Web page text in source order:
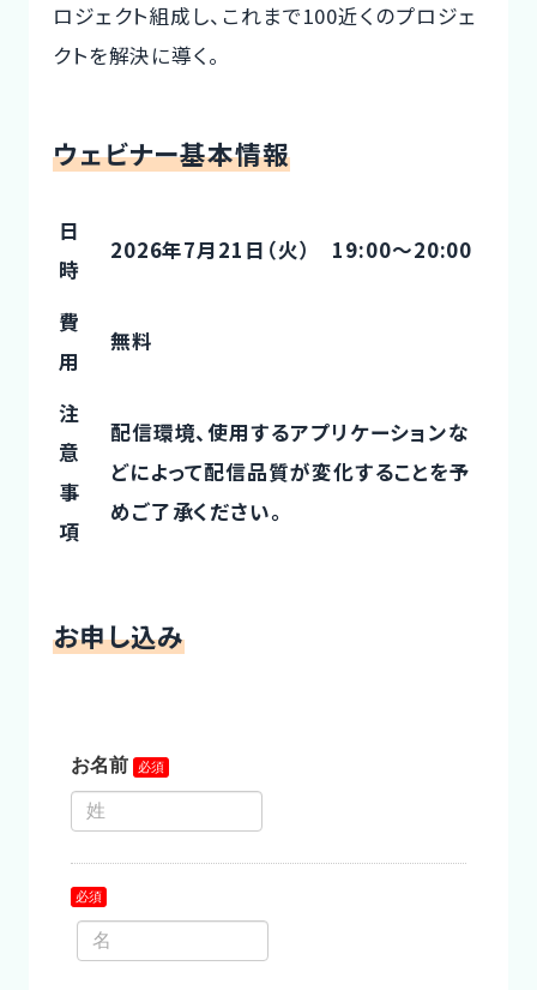
ロジェクト組成し、これまで100近くのプロジェ
クトを解決に導く。
ウェビナー基本情報
日
時
2026年7月21日（火） 19:00〜20:00
費
用
無料
注
意
事
項
配信環境、使用するアプリケーションな
どによって配信品質が変化することを予
めご了承ください。
お申し込み